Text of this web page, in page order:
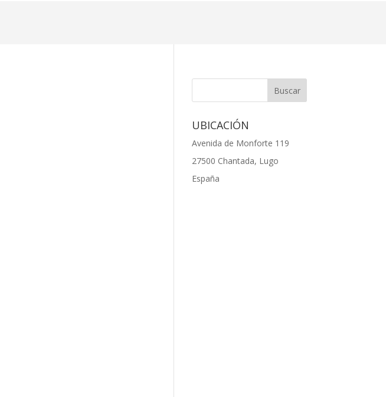
UBICACIÓN
Avenida de Monforte 119
27500 Chantada, Lugo
España